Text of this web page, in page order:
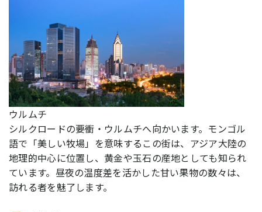
ウルムチ
シルクロードの要衝・ウルムチへ向かいます。モンゴル
語で「美しい牧場」を意味するこの街は、アジア大陸の
地理的中心に位置し、黄金や玉石の産地としても知られ
ています。昼夜の温度差を活かした甘い果物の数々は、
訪れる者を魅了します。